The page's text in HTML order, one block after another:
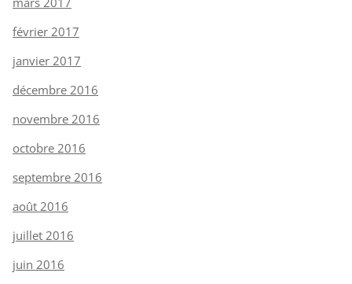
février 2017
janvier 2017
décembre 2016
novembre 2016
octobre 2016
septembre 2016
août 2016
juillet 2016
juin 2016